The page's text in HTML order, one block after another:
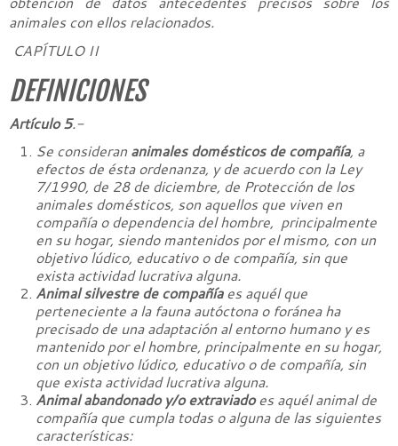
animales con ellos relacionados.
CAPÍTULO II
DEFINICIONES
Artículo 5.-
Se consideran animales domésticos de compañía, a
efectos de ésta ordenanza, y de acuerdo con la Ley
7/1990, de 28 de diciembre, de Protección de los
animales domésticos, son aquellos que viven en
compañía o dependencia del hombre, principalmente
en su hogar, siendo mantenidos por el mismo, con un
objetivo lúdico, educativo o de compañía, sin que
exista actividad lucrativa alguna.
Animal silvestre de compañíaes aquél que
perteneciente a la fauna autóctona o foránea ha
precisado de una adaptación al entorno humano y es
mantenido por el hombre, principalmente en su hogar,
con un objetivo lúdico, educativo o de compañía, sin
que exista actividad lucrativa alguna.
Animal abandonado y/o extraviadoes aquél animal de
compañía que cumpla todas o alguna de las siguientes
características: